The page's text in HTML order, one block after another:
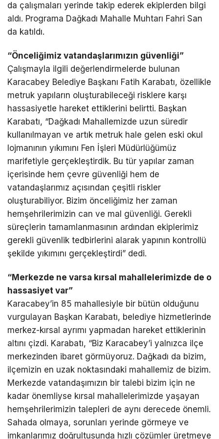
da çalışmaları yerinde takip ederek ekiplerden bilgi
aldı. Programa Dağkadı Mahalle Muhtarı Fahri San
da katıldı.
“Önceliğimiz vatandaşlarımızın güvenliği”
Çalışmayla ilgili değerlendirmelerde bulunan
Karacabey Belediye Başkanı Fatih Karabatı, özellikle
metruk yapıların oluşturabileceği risklere karşı
hassasiyetle hareket ettiklerini belirtti. Başkan
Karabatı, “Dağkadı Mahallemizde uzun süredir
kullanılmayan ve artık metruk hale gelen eski okul
lojmanının yıkımını Fen İşleri Müdürlüğümüz
marifetiyle gerçekleştirdik. Bu tür yapılar zaman
içerisinde hem çevre güvenliği hem de
vatandaşlarımız açısından çeşitli riskler
oluşturabiliyor. Bizim önceliğimiz her zaman
hemşehrilerimizin can ve mal güvenliği. Gerekli
süreçlerin tamamlanmasının ardından ekiplerimiz
gerekli güvenlik tedbirlerini alarak yapının kontrollü
şekilde yıkımını gerçekleştirdi” dedi.
“Merkezde ne varsa kırsal mahallelerimizde de o
hassasiyet var”
Karacabey’in 85 mahallesiyle bir bütün olduğunu
vurgulayan Başkan Karabatı, belediye hizmetlerinde
merkez-kırsal ayrımı yapmadan hareket ettiklerinin
altını çizdi. Karabatı, “Biz Karacabey’i yalnızca ilçe
merkezinden ibaret görmüyoruz. Dağkadı da bizim,
ilçemizin en uzak noktasındaki mahallemiz de bizim.
Merkezde vatandaşımızın bir talebi bizim için ne
kadar önemliyse kırsal mahallelerimizde yaşayan
hemşehrilerimizin talepleri de aynı derecede önemli.
Sahada olmaya, sorunları yerinde görmeye ve
imkanlarımız doğrultusunda hızlı çözümler üretmeye